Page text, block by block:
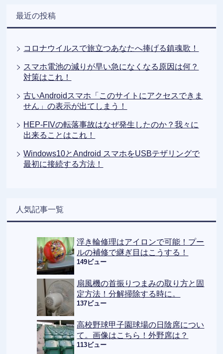
最近の投稿
コロナウイルスで旅立つあなたへ捧げる鎮魂歌！
スマホ電池の減りが早い急になくなる原因は何？
対策はこれ！
古いAndroidスマホ「このサイトにアクセスできま
せん」の表示が出てしまう！
HEP-FIVの転落事故はなぜ発生したのか？我々に
出来ることはこれ！
Windows10とAndroid スマホをUSBテザリングで
最初に接続する方法！
人気記事一覧
浮き輪修理はアイロンで可能！プー
ルの補修で継ぎ目はこうする！
149ビュー
扇風機の首振りつまみの取り方と固
定方法！分解掃除する時に。
137ビュー
高校野球甲子園球場の日陰席につい
て。画像はこちら！外野席は？
113ビュー